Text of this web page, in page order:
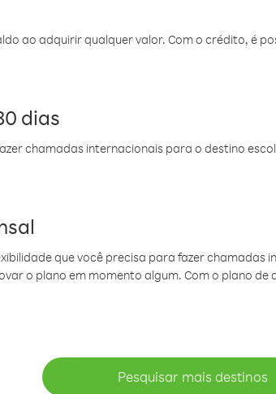
ao adquirir qualquer valor. Com o crédito, é
dias
chamadas internacionais para o destino
que você precisa para fazer chamadas
o plano em momento algum. Com o plano
Pesquisar mais destinos